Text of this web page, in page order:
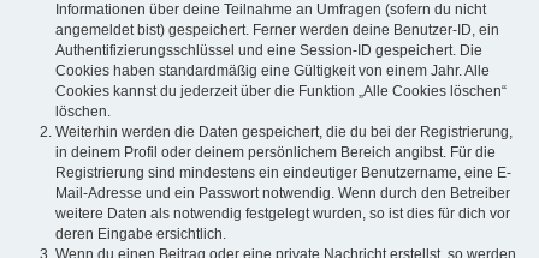
Informationen über deine Teilnahme an Umfragen (sofern du nicht
angemeldet bist) gespeichert. Ferner werden deine Benutzer-ID, ein
Authentifizierungsschlüssel und eine Session-ID gespeichert. Die
Cookies haben standardmäßig eine Gültigkeit von einem Jahr. Alle
Cookies kannst du jederzeit über die Funktion „Alle Cookies löschen“
löschen.
Weiterhin werden die Daten gespeichert, die du bei der Registrierung,
in deinem Profil oder deinem persönlichem Bereich angibst. Für die
Registrierung sind mindestens ein eindeutiger Benutzername, eine E-
Mail-Adresse und ein Passwort notwendig. Wenn durch den Betreiber
weitere Daten als notwendig festgelegt wurden, so ist dies für dich vor
deren Eingabe ersichtlich.
Wenn du einen Beitrag oder eine private Nachricht erstellst, so werden